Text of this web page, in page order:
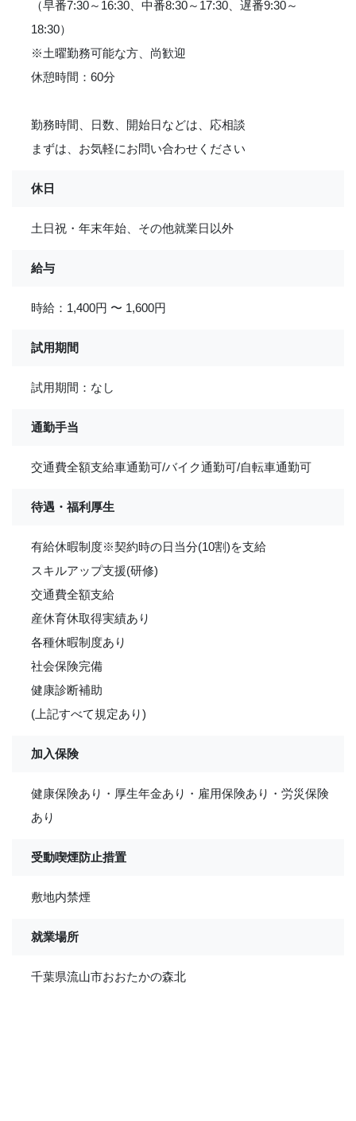
（早番7:30～16:30、中番8:30～17:30、遅番9:30～
18:30）
※土曜勤務可能な方、尚歓迎
休憩時間：60分
勤務時間、日数、開始日などは、応相談
まずは、お気軽にお問い合わせください
休日
土日祝・年末年始、その他就業日以外
給与
時給：1,400円 〜 1,600円
試用期間
試用期間：なし
通勤手当
交通費全額支給車通勤可/バイク通勤可/自転車通勤可
待遇・福利厚生
有給休暇制度※契約時の日当分(10割)を支給
スキルアップ支援(研修)
交通費全額支給
産休育休取得実績あり
各種休暇制度あり
社会保険完備
健康診断補助
(上記すべて規定あり)
加入保険
健康保険あり・厚生年金あり・雇用保険あり・労災保険
あり
受動喫煙防止措置
敷地内禁煙
就業場所
千葉県流山市おおたかの森北